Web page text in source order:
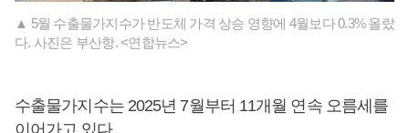
▲ 5월 수출물가지수가 반도체 가격 상승 영향에 4월보다 0.3% 올랐
다. 사진은 부산항. <연합뉴스>
수출물가지수는 2025년 7월부터 11개월 연속 오름세를
이어가고 있다.